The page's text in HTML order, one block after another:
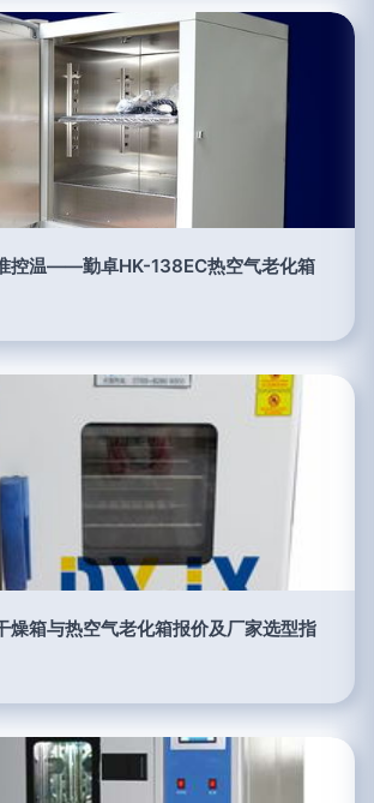
控温——勤卓HK-138EC热空气老化箱
燥箱与热空气老化箱报价及厂家选型指